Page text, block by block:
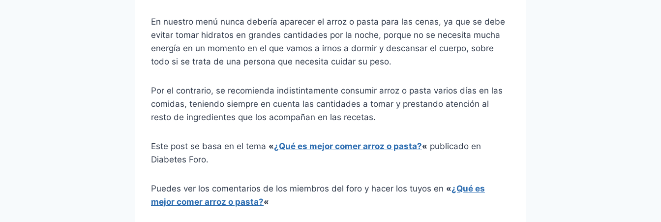
En nuestro menú nunca debería aparecer el arroz o pasta para las cenas, ya que se debe
evitar tomar hidratos en grandes cantidades por la noche, porque no se necesita mucha
energía en un momento en el que vamos a irnos a dormir y descansar el cuerpo, sobre
todo si se trata de una persona que necesita cuidar su peso.
Por el contrario, se recomienda indistintamente consumir arroz o pasta varios días en las
comidas, teniendo siempre en cuenta las cantidades a tomar y prestando atención al
resto de ingredientes que los acompañan en las recetas.
Este post se basa en el tema «¿Qué es mejor comer arroz o pasta?« publicado en
Diabetes Foro.
Puedes ver los comentarios de los miembros del foro y hacer los tuyos en «¿Qué es
mejor comer arroz o pasta?«